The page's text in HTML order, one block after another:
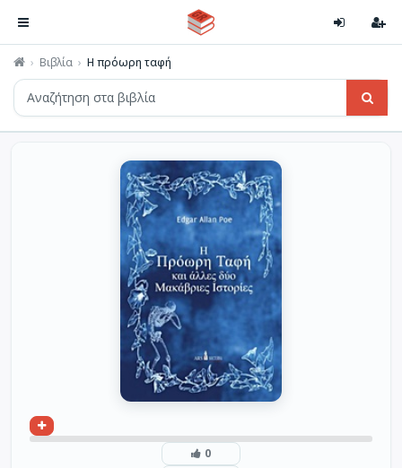
Βιβλία Η πρόωρη ταφή
0